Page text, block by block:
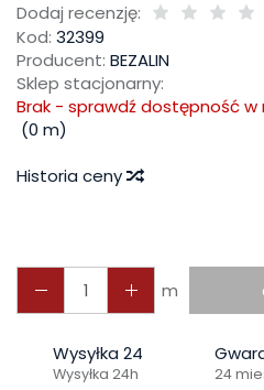
Dodaj recenzję:
Kod: 32399
Producent: BEZALIN
Sklep stacjonarny:
Brak - sprawdź dostępność
(0 m)
Historia ceny
m
Wysyłka 24
Wysyłka 24h 24